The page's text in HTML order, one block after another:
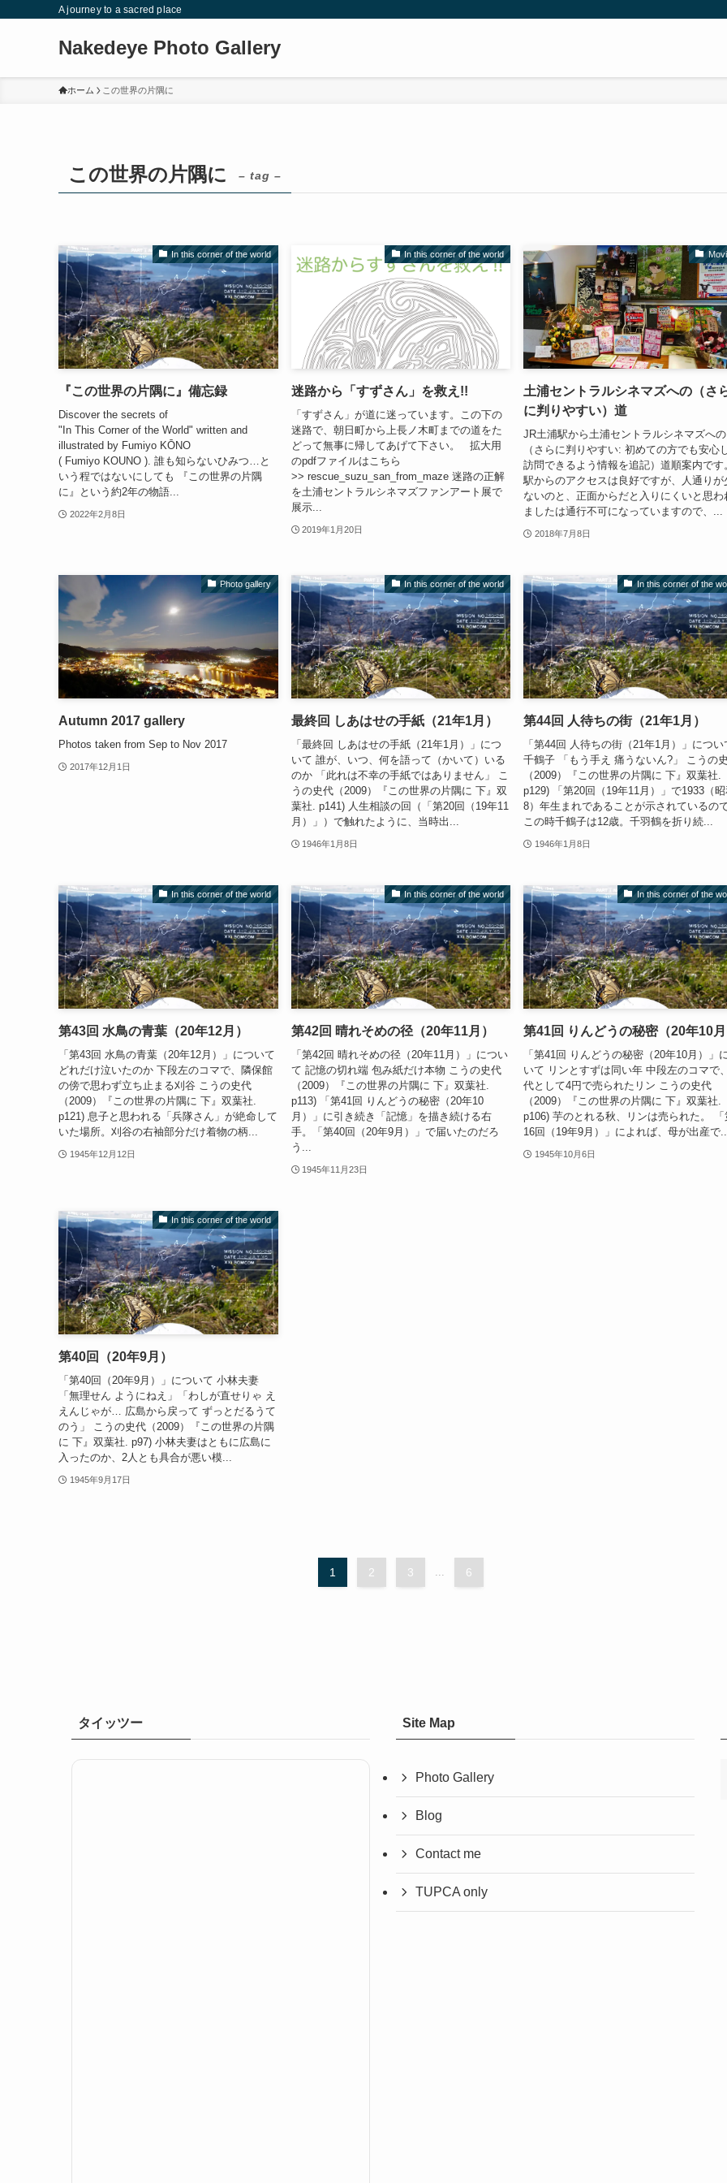
A journey to a sacred place
Nakedeye Photo Gallery
ホーム この世界の片隅に
この世界の片隅に – tag –
In this corner of the world
『この世界の片隅に』備忘録
Discover the secrets of
"In This Corner of the World" written and
illustrated by Fumiyo KŌNO
( Fumiyo KOUNO ). 誰も知らないひみつ…と
いう程ではないにしても 『この世界の片隅
に』という約2年の物語...
2022年2月8日
In this corner of the world
迷路から「すずさん」を救え!!
「すずさん」が道に迷っています。この下の
迷路で、朝日町から上長ノ木町までの道をた
どって無事に帰してあげて下さい。 拡大用
のpdfファイルはこちら
>> rescue_suzu_san_from_maze 迷路の正解
を土浦セントラルシネマズファンアート展で
展示...
2019年1月20日
土浦セントラルシネマズへの（さ
に判りやすい）道
JR土浦駅から土浦セントラルシネマズへの
（さらに判りやすい: 初めての方でも安心
訪問できるよう情報を追記）道順案内です
駅からのアクセスは良好ですが、人通りが
ないのと、正面からだと入りにくいと思わ
ましたは通行不可になっていますので、...
2018年7月8日
Photo gallery
Autumn 2017 gallery
Photos taken from Sep to Nov 2017
2017年12月1日
In this corner of the world
最終回 しあはせの手紙（21年1月）
「最終回 しあはせの手紙（21年1月）」につ
いて 誰が、いつ、何を語って（かいて）いる
のか 「此れは不幸の手紙ではありません」 こ
うの史代（2009）『この世界の片隅に 下』双
葉社. p141) 人生相談の回（「第20回（19年11
月）」）で触れたように、当時出...
1946年1月8日
In this corner of the
第44回 人待ちの街（21年1月）
「第44回 人待ちの街（21年1月）」につい
千鶴子 「もう手え 痛うないん?」 こうの
（2009）『この世界の片隅に 下』双葉社.
p129) 「第20回（19年11月）」で1933（
8）年生まれであることが示されているの
この時千鶴子は12歳。千羽鶴を折り続...
1946年1月8日
In this corner of the world
第43回 水鳥の青葉（20年12月）
「第43回 水鳥の青葉（20年12月）」について
どれだけ泣いたのか 下段左のコマで、隣保館
の傍で思わず立ち止まる刈谷 こうの史代
（2009）『この世界の片隅に 下』双葉社.
p121) 息子と思われる「兵隊さん」が絶命して
いた場所。刈谷の右袖部分だけ着物の柄...
1945年12月12日
In this corner of the world
第42回 晴れそめの径（20年11月）
「第42回 晴れそめの径（20年11月）」につい
て 記憶の切れ端 包み紙だけ本物 こうの史代
（2009）『この世界の片隅に 下』双葉社.
p113) 「第41回 りんどうの秘密（20年10
月）」に引き続き「記憶」を描き続ける右
手。「第40回（20年9月）」で届いたのだろ
う...
1945年11月23日
In this corner of the
第41回 りんどうの秘密（20年10
「第41回 りんどうの秘密（20年10月）」
いて リンとすずは同い年 中段左のコマで
代として4円で売られたリン こうの史代
（2009）『この世界の片隅に 下』双葉社.
p106) 芋のとれる秋、リンは売られた。 「
16回（19年9月）」によれば、母が出産で
1945年10月6日
In this corner of the world
第40回（20年9月）
「第40回（20年9月）」について 小林夫妻
「無理せん ようにねえ」「わしが直せりゃ え
えんじゃが… 広島から戻って ずっとだるうて
のう」 こうの史代（2009）『この世界の片隅
に 下』双葉社. p97) 小林夫妻はともに広島に
入ったのか、2人とも具合が悪い模...
1945年9月17日
1 2 3 6
タイッツー Site Map
Photo Gallery
Blog
Contact me
TUPCA only